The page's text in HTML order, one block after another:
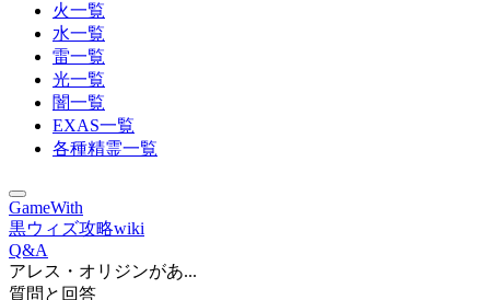
火一覧
水一覧
雷一覧
光一覧
闇一覧
EXAS一覧
各種精霊一覧
GameWith
黒ウィズ攻略wiki
Q&A
アレス・オリジンがあ...
質問と回答